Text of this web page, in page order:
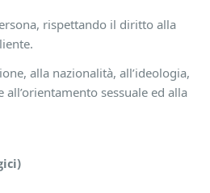
rispettando il diritto alla
alla nazionalità, all’ideologia,
sessuale ed alla